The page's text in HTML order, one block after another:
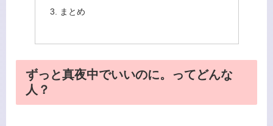
まとめ
ずっと真夜中でいいのに。ってどんな
人？